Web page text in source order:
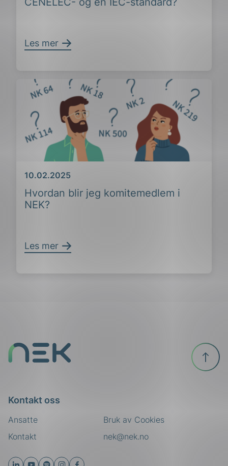
Les mer
Hvordan blir jeg komitemedlem i
NEK?
Dato
10.02.2025
Les mer
Kontakt oss
Ansatte
nek@nek.no
Kontakt
Bruk av Cookies
Til
toppen